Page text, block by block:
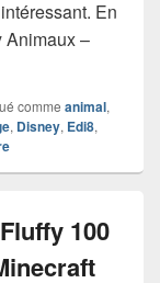
En
Animaux –
comme animal,
, Disney, Edi8,
100